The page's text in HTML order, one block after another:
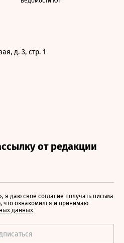
д. 3, стр. 1
я даю свое согласие получать письма
что ознакомился и принимаю
данных